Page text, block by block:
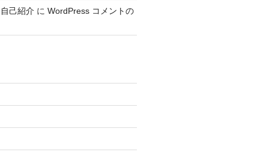
己紹介 に WordPress コメントの